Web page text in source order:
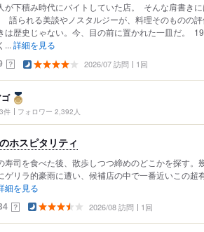
が下積み時代にバイトしていた店。 ⁡ そんな肩書き
語られる美談やノスタルジーが、料理そのものの
は歴史じゃない。今、目の前に置かれた一皿だ。
... 詳細を見る
？ 2026/07 訪問 1回
件 フォロワー 2,392人
ホスピタリティ
寿司を食べた後、散歩しつつ締めのどこかを探す。
ゲリラ的豪雨に遭い、候補店の中で一番近いこの超
細を見る
？ 2026/08 訪問 1回